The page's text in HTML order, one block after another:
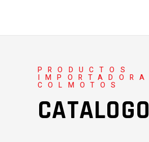
PRODUCTOS
IMPORTADORA
COLMOTOS
CATALOGO